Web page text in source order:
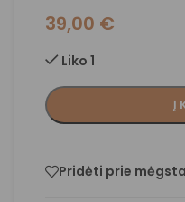
39,00 €
Liko 1
Į
Pridėti prie